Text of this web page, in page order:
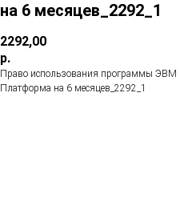
на 6 месяцев_2292_1
2292,00
р.
Право использования программы ЭВМ
Платформа на 6 месяцев_2292_1